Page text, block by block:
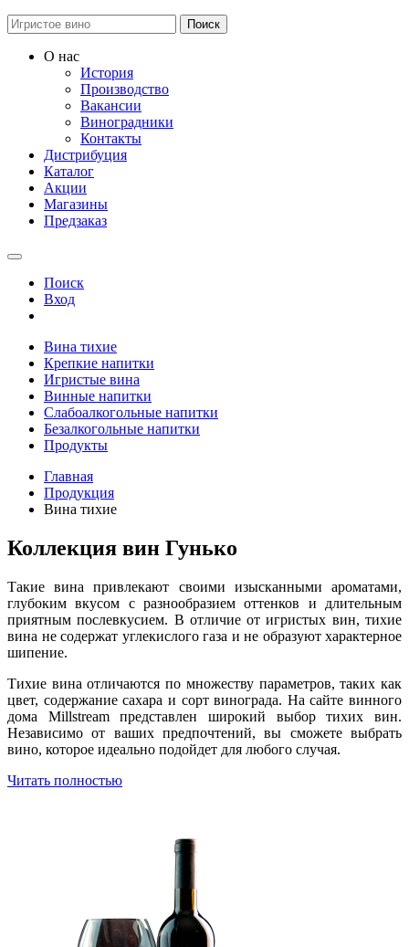
Поиск
О нас
История
Производство
Вакансии
Виноградники
Контакты
Дистрибуция
Каталог
Акции
Магазины
Предзаказ
Поиск
Вход
Вина тихие
Крепкие напитки
Игристые вина
Винные напитки
Слабоалкогольные напитки
Безалкогольные напитки
Продукты
Главная
Продукция
Вина тихие
Коллекция вин Гунько
Такие вина привлекают своими изысканными ароматами,
глубоким вкусом с разнообразием оттенков и длительным
приятным послевкусием. В отличие от игристых вин, тихие
вина не содержат углекислого газа и не образуют характерное
шипение.
Тихие вина отличаются по множеству параметров, таких как
цвет, содержание сахара и сорт винограда. На сайте винного
дома Millstream представлен широкий выбор тихих вин.
Независимо от ваших предпочтений, вы сможете выбрать
вино, которое идеально подойдет для любого случая.
Читать полностью